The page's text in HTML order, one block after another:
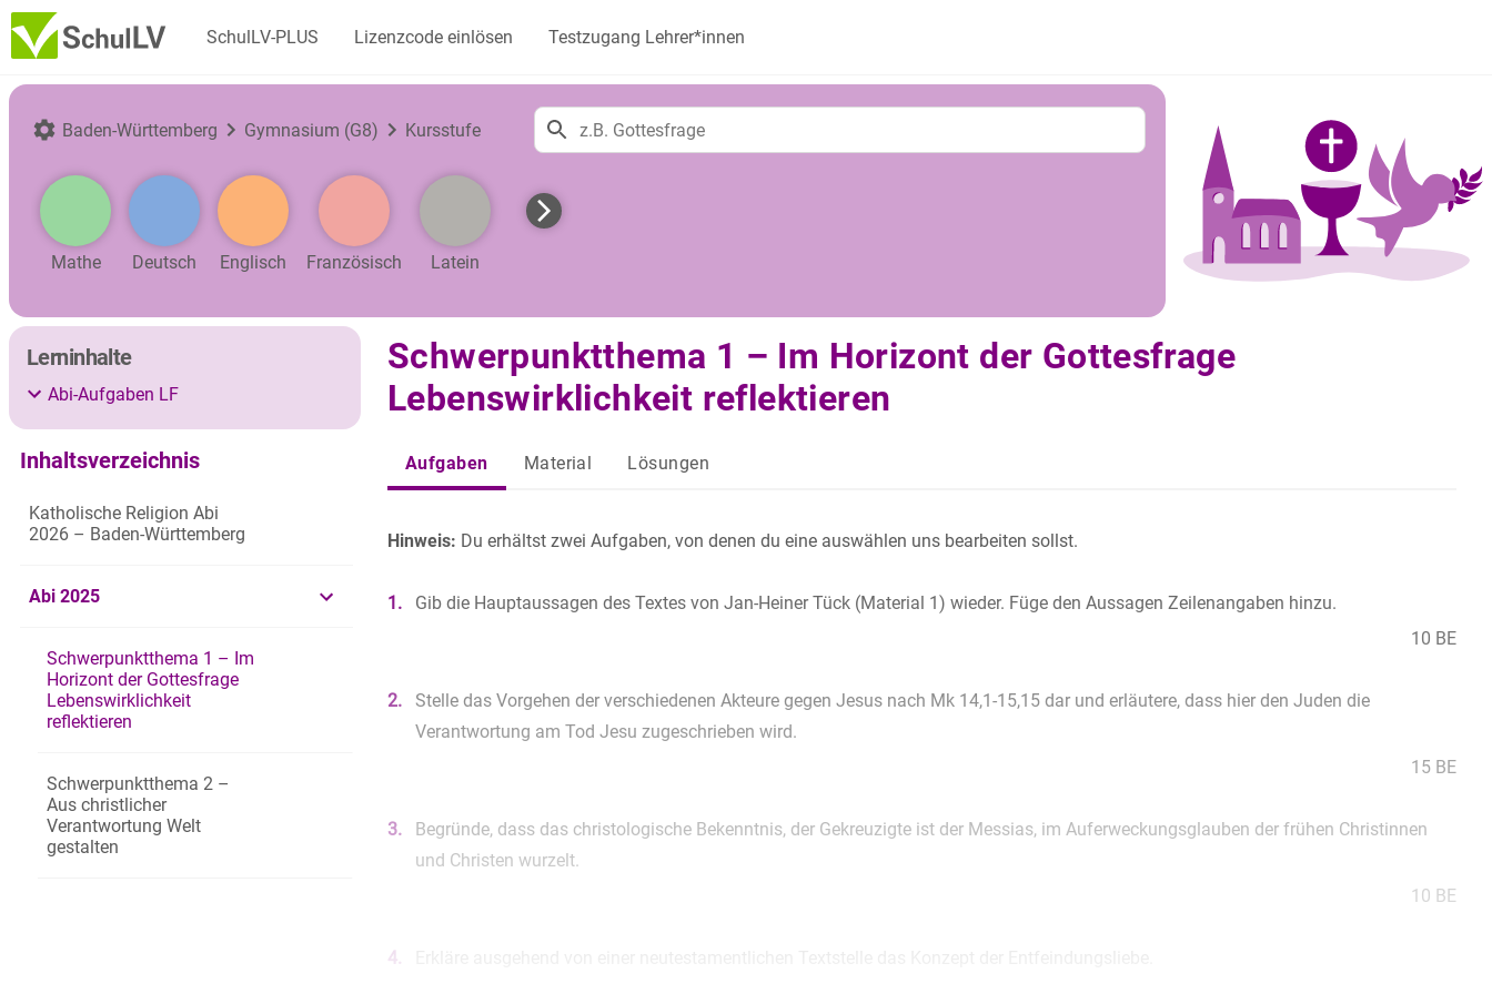
SchulLV-PLUS Lizenzcode einlösen Testzugang Lehrer*innen
Baden-Württemberg Gymnasium (G8) Kursstufe
Mathe Deutsch Englisch Französisch Latein
Lerninhalte
Abi-Aufgaben LF
Inhaltsverzeichnis
Katholische Religion Abi
2026 – Baden-Württemberg
Abi 2025
Schwerpunktthema 1 – Im
Horizont der Gottesfrage
Lebenswirklichkeit
reflektieren
Schwerpunktthema 2 –
Aus christlicher
Verantwortung Welt
gestalten
Schwerpunktthema 1 – Im Horizont der Gottesfrage
Lebenswirklichkeit reflektieren
Aufgaben Material Lösungen
Hinweis: Du erhältst zwei Aufgaben, von denen du eine auswählen uns bearbeiten sollst.
1.
Gib die Hauptaussagen des Textes von Jan-Heiner Tück (Material 1) wieder. Füge den Aussagen Zeilenangaben hinzu.
10 BE
2.
Stelle das Vorgehen der verschiedenen Akteure gegen Jesus nach Mk 14,1-15,15 dar und erläutere, dass hier den Juden die
Verantwortung am Tod Jesu zugeschrieben wird.
15 BE
3.
Begründe, dass das christologische Bekenntnis, der Gekreuzigte ist der Messias, im Auferweckungsglauben der frühen Christinnen
und Christen wurzelt.
10 BE
4.